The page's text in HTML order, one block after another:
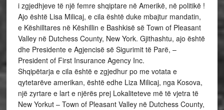
i zgjedhjeve të një femre shqiptare në Amerikë, në politikë !
Ajo është Lisa Milicaj, e cila është duke mbajtur mandatin,
e Këshilltares në Këshillin e Bashkisë së Town of Pleasant
Valley në Dutchess County, New York. Gjithashtu, ajo është
dhe Presidente e Agjencisë së Sigurimit të Parë, –
President of First Insurance Agency Inc.
Shqipëtarja e cila është e zgjedhur po me votata e
qytetarëve amerikan, është edhe Liza Milicaj, nga Kosova,
një zyrtare e lart e njërës prej Lokaliteteve më të vjetra të
New Yorkut – Town of Pleasant Valley në Dutchess County,